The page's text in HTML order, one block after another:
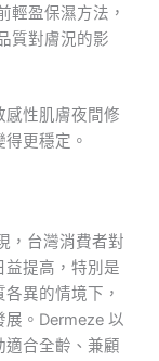
輕盈保濕方法，
質對膚況的影
感性肌膚夜間修
更穩定。
，台灣消費者對
益提高，特別是
異的情境下，
。Dermeze 以
適合全齡、兼顧